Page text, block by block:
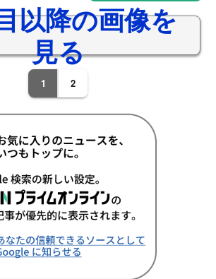
以降の画像を
見る
1 2